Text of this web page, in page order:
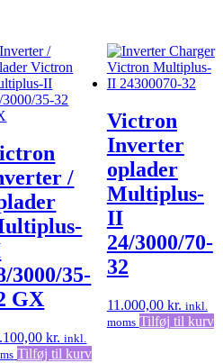
/
3000/35-
GX
kr. inkl.
Tilføj til kurv
Victron
Inverter
oplader
Multiplus-
II
24/3000/70-
32
11.000,00 kr. inkl.
moms Tilføj til kurv